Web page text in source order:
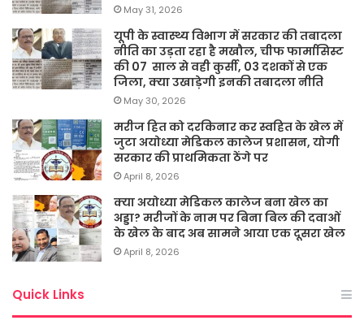
May 31, 2026
यूपी के स्वास्थ्य विभाग में सरकार की तबादला
नीति का उड़ता रहा है मखौल, चीफ फार्मासिस्ट
की 07 साल से वही कुर्सी, 03 दशकों से एक
जिला, क्या उखाड़ेगी इनकी तबादला नीति
May 30, 2026
मरीज हित को दरकिनार कर स्वहित के खेल में
जुटा अयोध्या मेडिकल कालेज प्रशासन, योगी
सरकार की प्राथमिकता ठेंगे पर
April 8, 2026
क्या अयोध्या मेडिकल कालेज बना खेल का
अड्डा? मरीजों के नाम पर बिना बिल की दवाओं
के खेल के बाद अब सामने आया एक दूसरा खेल
April 8, 2026
Quick Links